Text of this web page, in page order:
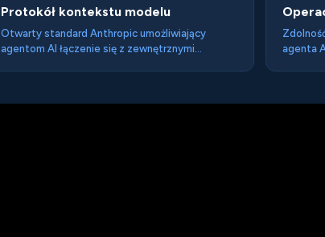
NLWeb jest też serwerem MCP.
Protokół kontekstu modelu
Otwarty standard Anthropic umożliwiający
agentom AI łączenie się z zewnętrznymi
agenta